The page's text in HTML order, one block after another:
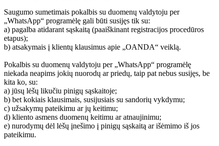
Saugumo sumetimais pokalbis su duomenų valdytoju per
„WhatsApp“ programėlę gali būti susijęs tik su:
a) pagalba atidarant sąskaitą (paaiškinant registracijos procedūros
etapus);
b) atsakymais į klientų klausimus apie „OANDA“ veiklą.
Pokalbis su duomenų valdytoju per „WhatsApp“ programėlę
niekada neapims jokių nuorodų ar priedų, taip pat nebus susijęs, be
kita ko, su:
a) jūsų lėšų likučiu pinigų sąskaitoje;
b) bet kokiais klausimais, susijusiais su sandorių vykdymu;
c) užsakymų pateikimu ar jų keitimu;
d) kliento asmens duomenų keitimu ar atnaujinimu;
e) nurodymų dėl lėšų įnešimo į pinigų sąskaitą ar išėmimo iš jos
pateikimu.